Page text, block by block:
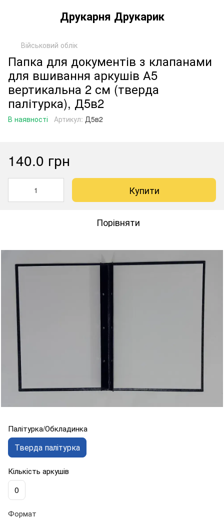
Друкарня Друкарик
Військовий облік
Папка для документів з клапанами
для вшивання аркушів А5
вертикальна 2 см (тверда
палітурка), Д5в2
В наявності Артикул: Д5в2
140.0 грн
Купити
Порівняти
Палітурка/Обкладинка
Тверда палітурка
Кількість аркушів
0
Формат